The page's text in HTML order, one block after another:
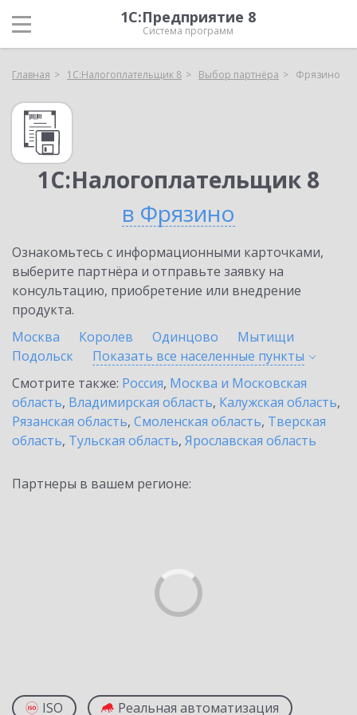
1С:Предприятие 8
Система программ
Главная 1С:Налогоплательщик 8 Выбор партнёра Фрязино
1С:Налогоплательщик 8
в Фрязино
Ознакомьтесь с информационными карточками,
выберите партнёра и отправьте заявку на
консультацию, приобретение или внедрение
продукта.
Москва
Королев Одинцово
Мытищи
Подольск
Показать все населенные пункты
Смотрите также: Россия, Москва и Московская
область, Владимирская область, Калужская область,
Рязанская область, Смоленская область, Тверская
область, Тульская область, Ярославская область
Партнеры в вашем регионе:
ISO Реальная автоматизация